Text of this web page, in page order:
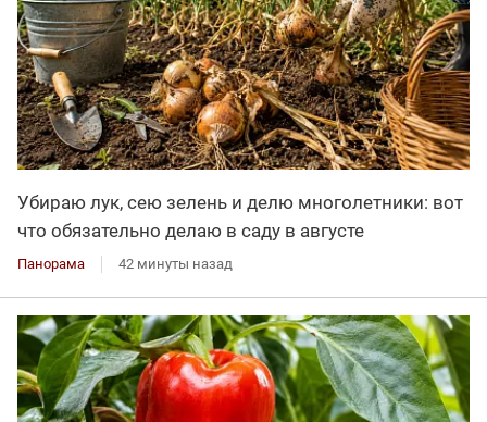
Убираю лук, сею зелень и делю многолетники: вот
что обязательно делаю в саду в августе
Панорама 42 минуты назад